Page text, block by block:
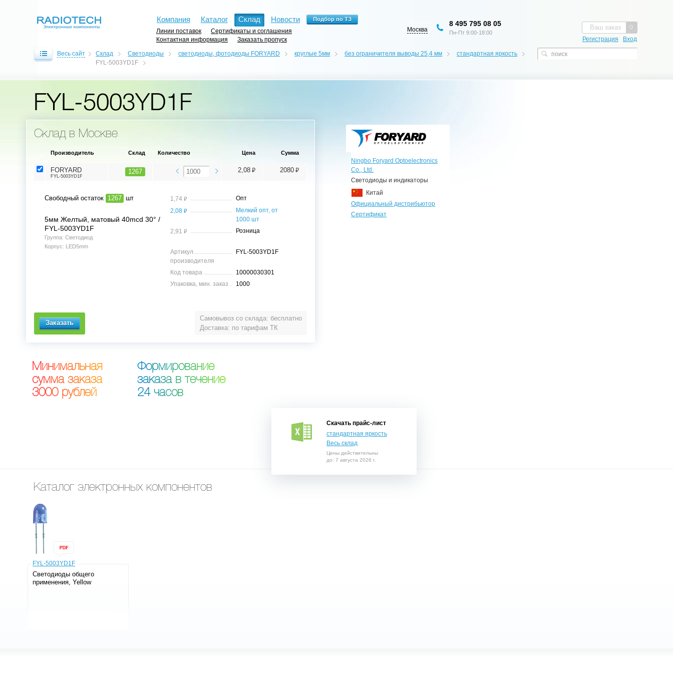
Компания Каталог Склад Новости
Линии поставок
Сертификаты и соглашения
Контактная информация
Заказать пропуск
0
Ваш заказ
Регистрация Вход
Москва
8 495 795 08 05
Пн-Пт 9:00-18:00
Весь сайт Склад Светодиоды светодиоды, фотодиоды FORYARD круглые 5мм без ограничителя выводы 25,4 мм
стандартная яркость
FYL-5003YD1F
FYL-5003YD1F
Склад в Москве
Самовывоз со склада: бесплатно
Доставка: по тарифам ТК
Производитель Склад Количество Цена Сумма
FORYARD
FYL-5003YD1F
1267 2,08 ⃏ 2080 ⃏
Свободный остаток 1267 шт
5мм Желтый, матовый 40mcd 30° /
FYL-5003YD1F
Группа: Светодиод
Корпус: LED5mm
1,74 ⃏
Опт
2,08 ⃏
Мелкий опт, от
1000 шт
2,91 ⃏ Розница
Артикул
производителя
FYL-5003YD1F
Код товара
10000030301
Упаковка, мин. заказ
1000
Ningbo Foryard Optoelectronics
Co., Ltd.
Светодиоды и индикаторы
Китай
Официальный дистрибьютор
Сертификат
Минимальная
сумма заказа
3000 рублей
Формирование
заказа в течение
24 часов
Скачать прайс-лист
стандартная яркость
Весь склад
Цены действительны
до: 7 августа 2026 г.
Каталог электронных компонентов
FYL-5003YD1F
Светодиоды общего
применения, Yellow